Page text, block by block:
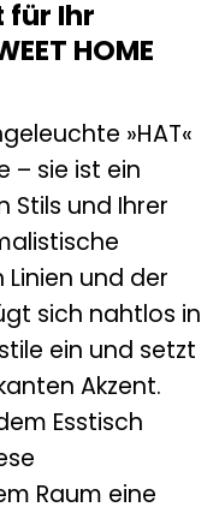
für Ihr
HOME
»HAT«
– sie ist ein
Stils und Ihrer
und der
sich nahtlos in
ein und setzt
Akzent.
Esstisch
Raum eine